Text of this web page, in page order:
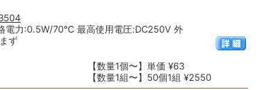
電力:0.5W/70℃ 最高使用電圧:DC250V 外
ず
【数量1個〜】単価 ¥63
【数量1組〜】50個1組 ¥2550